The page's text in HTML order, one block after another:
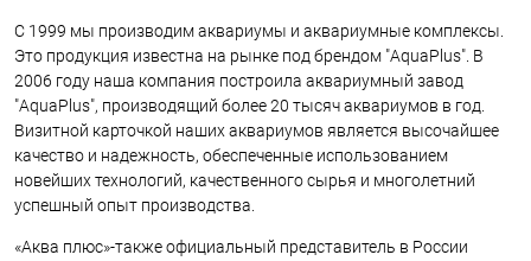
С 1999 мы производим аквариумы и аквариумные комплексы.
Это продукция известна на рынке под брендом "AquaPlus". В
2006 году наша компания построила аквариумный завод
"AquaPlus", производящий более 20 тысяч аквариумов в год.
Визитной карточкой наших аквариумов является высочайшее
качество и надежность, обеспеченные использованием
новейших технологий, качественного сырья и многолетний
успешный опыт производства.
«Аква плюс»-также официальный представитель в России